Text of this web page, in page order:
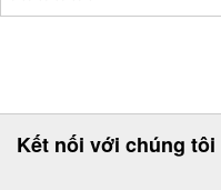
Kết nối với chúng tôi